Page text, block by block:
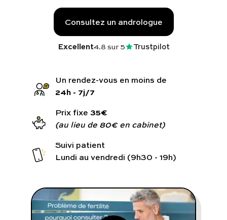
Comment ça marche ?
Notre approche médicale
Consultez un médecin
Vous avez des questions :
FAQ complète
Consultez un andrologue
Excellent4.8sur 5 Trustpilot
24h - 7j/7
Prix fixe 35€
(au lieu de 80€ en cabinet)
Suivi patient
Lundi au vendredi (9h30 - 19h)